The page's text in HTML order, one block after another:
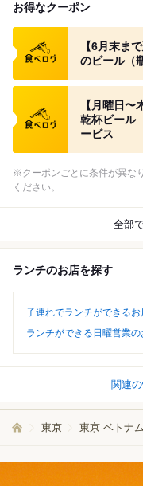
お得なクーポン
食べログ クー
【6月末ま
のビール（
食べログ クー
【月曜日
乾杯ビール
ービス
※クーポンごとに条件が異な
ください。
全部
ランチのお店を探す
子連れでランチができるお
ランチができる日曜営業の
関連
東京 東京 ベトナ